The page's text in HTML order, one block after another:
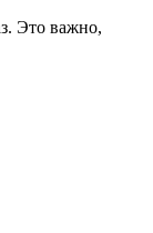
Это важно,